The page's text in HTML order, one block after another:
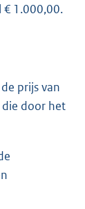
€ 1.000,00.
prijs van
die door het